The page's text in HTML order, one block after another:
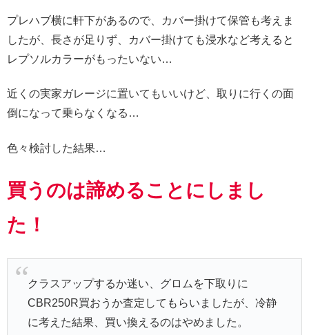
プレハブ横に軒下があるので、カバー掛けて保管も考えま
したが、長さが足りず、カバー掛けても浸水など考えると
レプソルカラーがもったいない…
近くの実家ガレージに置いてもいいけど、取りに行くの面
倒になって乗らなくなる…
色々検討した結果…
買うのは諦めることにしまし
た！
クラスアップするか迷い、グロムを下取りに
CBR250R買おうか査定してもらいましたが、冷静
に考えた結果、買い換えるのはやめました。